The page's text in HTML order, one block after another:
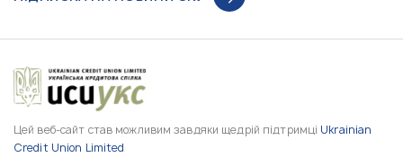
Цей веб-сайт став можливим завдяки щедрій підтримці Ukrainian
Credit Union Limited